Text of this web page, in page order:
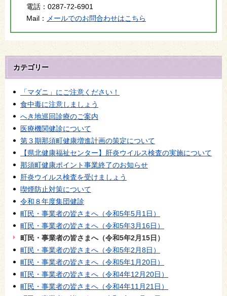
電話： 0287-72-6901
Mail：
メールでのお問合わせはこちら
カテゴリー
「マダニ」にご注意ください！
食中毒に注意しましょう
へき地巡回診療のご案内
医療機関健診について
第３期那須町健康増進計画の策定について
【県北健康福祉センター】肝炎ウイルス検査の実施について
那須町健康ポイント事業終了のお知らせ
肝炎ウイルス検査を受けましょう
喫煙防止対策について
令和８年度集団健診
町民・事業者の皆さまへ（令和5年5月1日）
町民・事業者の皆さまへ（令和5年3月16日）
町民・事業者の皆さまへ（令和5年2月15日）
町民・事業者の皆さまへ（令和5年2月8日）
町民・事業者の皆さまへ（令和5年1月20日）
町民・事業者の皆さまへ（令和4年12月20日）
町民・事業者の皆さまへ（令和4年11月21日）